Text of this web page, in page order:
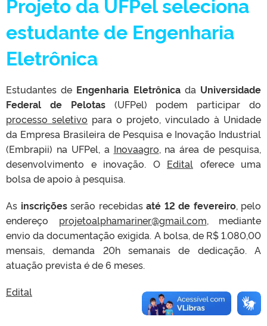
estudante de Engenharia
Eletrônica
Estudantes de Engenharia Eletrônica da Universidade
Federal de Pelotas(UFPel) podem participar do
processo seletivo para o projeto, vinculado à Unidade
da Empresa Brasileira de Pesquisa e Inovação Industrial
(Embrapii) na UFPel, a Inovaagro, na área de pesquisa,
desenvolvimento e inovação. O Edital oferece uma
bolsa de apoio à pesquisa.
As inscriçõesserão recebidas até 12 de fevereiro, pelo
endereço projetoalphamariner@gmail.com, mediante
envio da documentação exigida. A bolsa, de R$ 1.080,00
mensais, demanda 20h semanais de dedicação. A
atuação prevista é de 6 meses.
Edital